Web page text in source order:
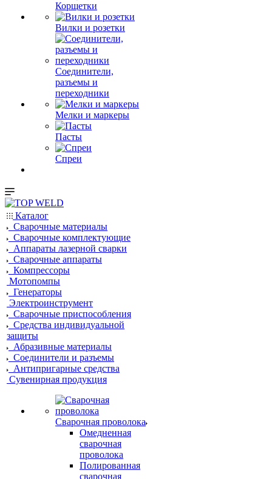
Корщетки
Вилки и розетки
Соединители,
разъемы и
переходники
Мелки и маркеры
Пасты
Спреи
Каталог
Сварочные материалы
Сварочные комплектующие
Аппараты лазерной сварки
Сварочные аппараты
Компрессоры
Мотопомпы
Генераторы
Электроинструмент
Сварочные приспособления
Средства индивидуальной
защиты
Абразивные материалы
Соединители и разъемы
Антипригарные средства
Сувенирная продукция
Сварочная проволока
Омедненная
сварочная
проволока
Полированная
сварочная